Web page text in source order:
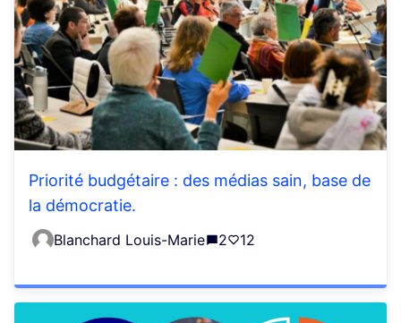
Priorité budgétaire : des médias sain, base de
la démocratie.
Blanchard Louis-Marie 2 12